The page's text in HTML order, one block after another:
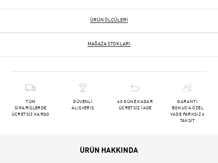
ÜRÜN ÖLÇÜLERI
MAĞAZA STOKLARI
TÜM
SİPARİŞLERDE
ÜCRETSİZ KARGO
GÜVENLİ
ALIŞVERİŞ
60 GÜNE KADAR
ÜCRETSİZ İADE
GARANTİ
BONUS'A ÖZEL
VADE FARKSIZ 6
TAKSİT
ÜRÜN HAKKINDA